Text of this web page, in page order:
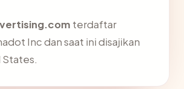
terdaftar
Inc dan saat ini disajikan